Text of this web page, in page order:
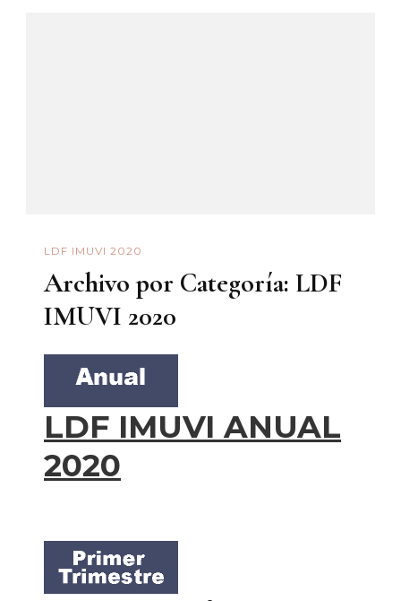
LDF IMUVI 2020
Archivo por Categoría: LDF
IMUVI 2020
LDF IMUVI ANUAL
2020